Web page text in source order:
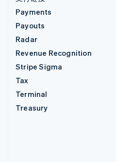
Payments
Payouts
Radar
Revenue Recognition
Stripe Sigma
Tax
Terminal
Treasury